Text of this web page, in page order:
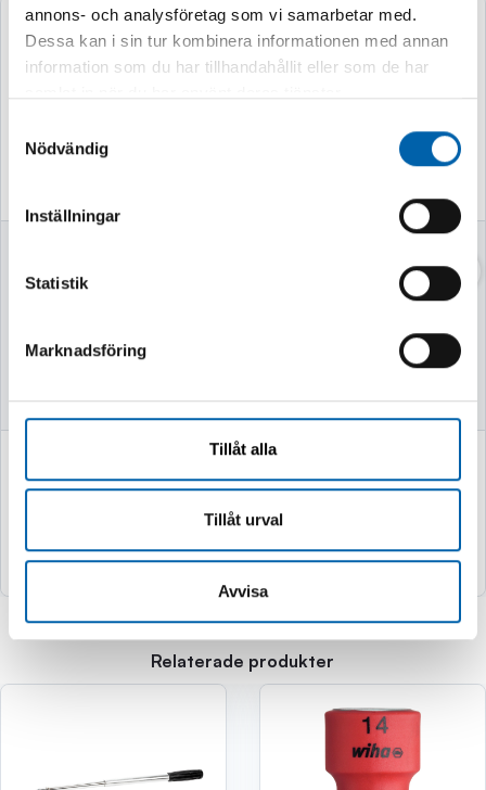
annons- och analysföretag som vi samarbetar med.
Dessa kan i sin tur kombinera informationen med annan
information som du har tillhandahållit eller som de har
Nödvändig
Inställningar
Statistik
Marknadsföring
Tillåt alla
Tillåt urval
Avvisa
Finns i lager
(599.0 kr exkl. moms)
Köp
52CM MED STATIV
Finns i lager
(2396.0 kr exkl. moms)
Köp
Relaterade produkter